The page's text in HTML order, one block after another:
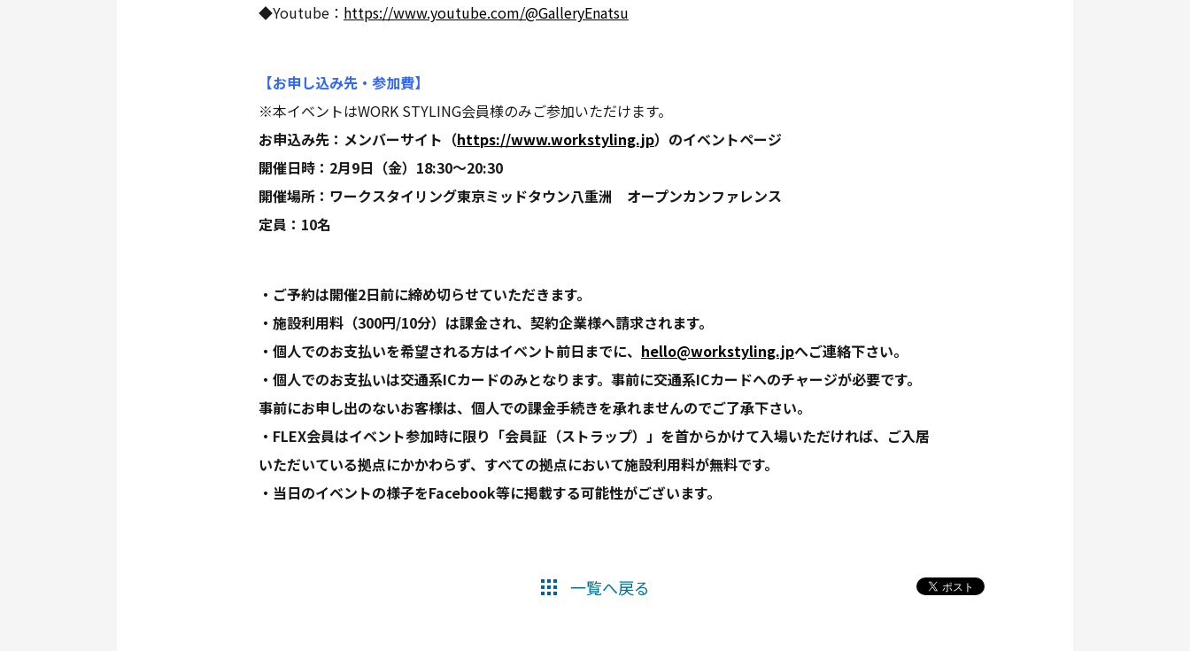
◆Youtube： https://www.youtube.com/@GalleryEnatsu
【お申し込み先・参加費】
※本イベントはWORK STYLING会員様のみご参加いただけます。
お申込み先：メンバーサイト（https://www.workstyling.jp）のイベントページ
開催日時：2月9日（金）18:30〜20:30
開催場所：ワークスタイリング東京ミッドタウン八重洲 オープンカンファレンス
定員：10名
・ご予約は開催2日前に締め切らせていただきます。
・施設利用料（300円/10分）は課金され、契約企業様へ請求されます。
・個人でのお支払いを希望される方はイベント前日までに、 hello@workstyling.jpへご連絡下さい。
・個人でのお支払いは交通系ICカードのみとなります。事前に交通系ICカードへのチャージが必要です。
事前にお申し出のないお客様は、個人での課金手続きを承れませんのでご了承下さい。
・FLEX会員はイベント参加時に限り「会員証（ストラップ）」を首からかけて入場いただければ、ご入居
いただいている拠点にかかわらず、すべての拠点において施設利用料が無料です。
・当日のイベントの様子をFacebook等に掲載する可能性がございます。
一覧へ戻る